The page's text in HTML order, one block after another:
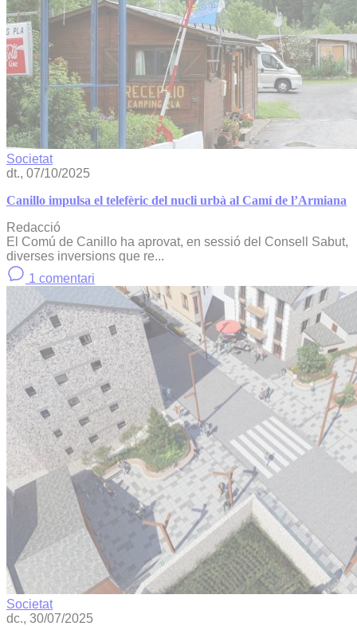
Societat
dt., 07/10/2025
Canillo impulsa el telefèric del nucli urbà al Camí de l’Armiana
Redacció
El Comú de Canillo ha aprovat, en sessió del Consell Sabut,
diverses inversions que re...
1 comentari
Societat
dc., 30/07/2025